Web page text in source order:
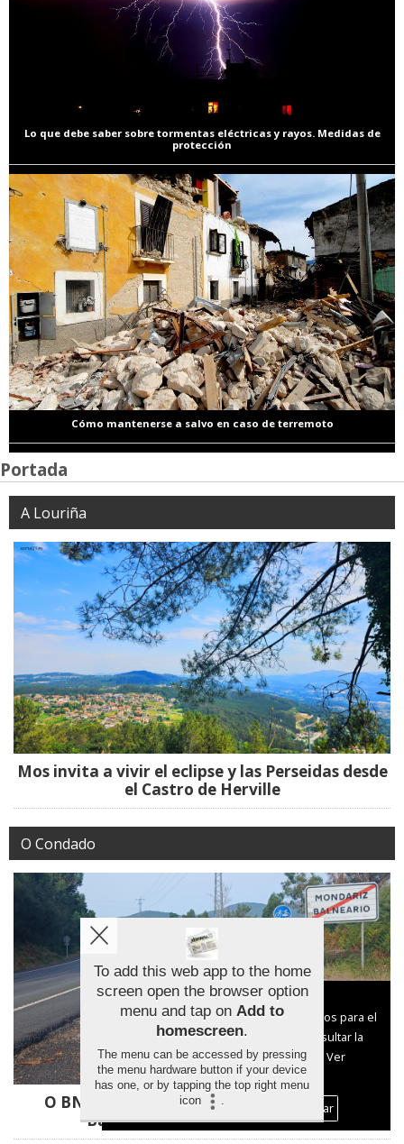
Lo que debe saber sobre tormentas eléctricas y rayos. Medidas de
protección
Cómo mantenerse a salvo en caso de terremoto
Portada
A Louriña
Mos invita a vivir el eclipse y las Perseidas desde
el Castro de Herville
O Condado
O BNG denuncia a exclusión de Mondariz
Balneario da senda da PO-254
Aviso sobre el Uso de cookies:
Utilizamos cookies nuestras y de terceros para el
funcionamiento del digital. Puedes consultar la
lista de cookies y como desconectarlas.
Ver
nuestra Política de Privacidad y Cookies
Aceptar Cookies
Personalizar
To add this web app to the home
screen open the browser option
menu and tap on Add to
homescreen.
The menu can be accessed by pressing
the menu hardware button if your device
has one, or by tapping the top right menu
icon
.